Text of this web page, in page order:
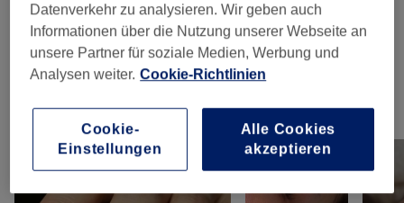
Wimpern, Augenbrauen,
Haarentfernung (9)
ab 39 €
Unsere Arbeit
Bild anklicken für weitere Details
Datenverkehr zu analysieren. Wir geben auch
Informationen über die Nutzung unserer Webseite an
unsere Partner für soziale Medien, Werbung und
Analysen weiter. Cookie-Richtlinien
Cookie-
Einstellungen
Alle Cookies
akzeptieren